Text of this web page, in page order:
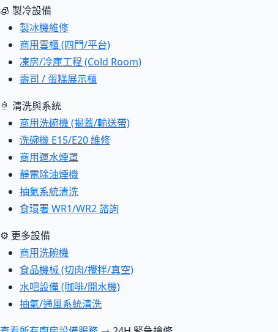
🧊 製冷設備
製冰機維修
商用雪櫃 (四門/平台)
凍房/冷庫工程 (Cold Room)
壽司 / 蛋糕展示櫃
🚿 清洗與系統
商用洗碗機 (揭蓋/輸送帶)
洗碗機 E15/E20 維修
商用運水煙罩
靜電除油煙機
抽氣系統清洗
食環署 WR1/WR2 諮詢
⚙ 更多設備
商用洗碗機
食品機械 (切肉/攪拌/真空)
水吧設備 (咖啡/開水機)
抽氣/通風系統清洗